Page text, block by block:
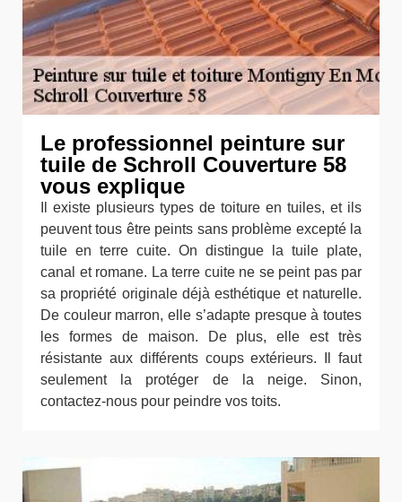
Le professionnel peinture sur
tuile de Schroll Couverture 58
vous explique
Il existe plusieurs types de toiture en tuiles, et ils
peuvent tous être peints sans problème excepté la
tuile en terre cuite. On distingue la tuile plate,
canal et romane. La terre cuite ne se peint pas par
sa propriété originale déjà esthétique et naturelle.
De couleur marron, elle s’adapte presque à toutes
les formes de maison. De plus, elle est très
résistante aux différents coups extérieurs. Il faut
seulement la protéger de la neige. Sinon,
contactez-nous pour peindre vos toits.